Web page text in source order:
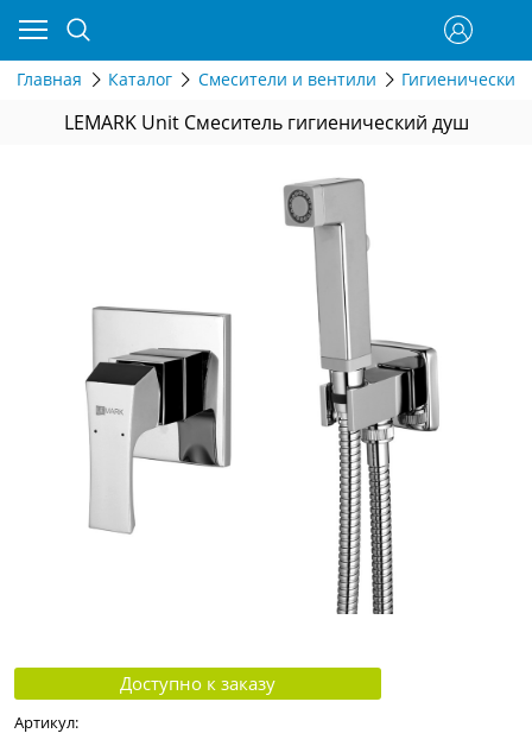
Главная Каталог Смесители и вентили Гигиенические
LEMARK Unit Смеситель гигиенический душ
Доступно к заказу
Артикул: